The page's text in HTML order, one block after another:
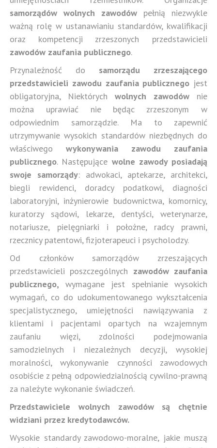
samorządów wolnych zawodów pełnią niezwykle
ważną rolę w ustanawianiu standardów, kwalifikacji
oraz kompetencji zrzeszonych przedstawicieli
zawodów zaufania publicznego.
Przynależność do samorządu zrzeszającego
przedstawicieli zawodu zaufania publicznego jest
obligatoryjna, Niektórych wolnych zawodów nie
można uprawiać nie będąc zrzeszonym w
odpowiednim samorządzie. Ma to zapewnić
utrzymywanie wysokich standardów niezbędnych do
właściwego wykonywania zawodu zaufania
publicznego. Następujące wolne zawody posiadają
swoje samorządy: adwokaci, aptekarze, architekci,
biegli rewidenci, doradcy podatkowi, diagności
laboratoryjni, inżynierowie budownictwa, komornicy,
kuratorzy sądowi, lekarze, dentyści, weterynarze,
notariusze, pielęgniarki i położne, radcy prawni,
rzecznicy patentowi, fizjoterapeuci i psycholodzy.
Od członków samorządów zrzeszających
przedstawicieli poszczególnych zawodów zaufania
publicznego, wymagane jest spełnianie wysokich
wymagań, co do udokumentowanego wykształcenia
specjalistycznego, umiejętności nawiązywania z
klientami i pacjentami opartych na wzajemnym
zaufaniu więzi, zdolności podejmowania
samodzielnych i niezależnych decyzji, wysokiej
moralności, wykonywanie czynności zawodowych
osobiście z pełną odpowiedzialnością cywilno-prawną
za należyte wykonanie świadczeń.
Przedstawiciele wolnych zawodów są chętnie
widziani przez kredytodawców.
Wysokie standardy zawodowo-moralne, jakie muszą